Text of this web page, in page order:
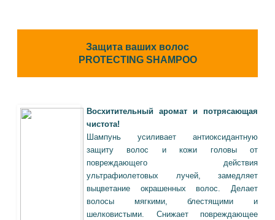
Защита ваших волос
PROTECTING SHAMPOO
Восхитительный аромат и потрясающая
чистота!
Шампунь усиливает антиоксидантную
защиту волос и кожи головы от
повреждающего действия
ультрафиолетовых лучей, замедляет
выцветание окрашенных волос. Делает
волосы мягкими, блестящими и
шелковистыми. Снижает повреждающее